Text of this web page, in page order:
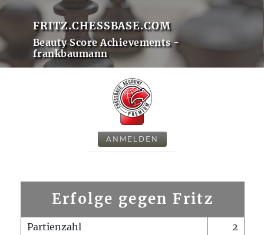
FRITZ.CHESSBASE.COM
Beauty Score Achievements -
frankbaumann
ANMELDEN
Erfolge gegen Fritz
Partienzahl
2